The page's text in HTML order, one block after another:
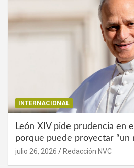
INTERNACIONAL
León XIV pide prudencia en
porque puede proyectar “un
julio 26, 2026 Redacción NVC